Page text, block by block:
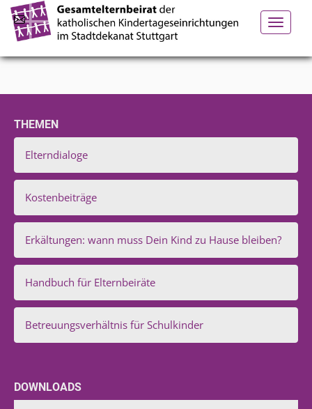
Toggle
navigation
THEMEN
Elterndialoge
Kostenbeiträge
Erkältungen: wann muss Dein Kind zu Hause bleiben?
Handbuch für Elternbeiräte
Betreuungsverhältnis für Schulkinder
DOWNLOADS